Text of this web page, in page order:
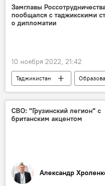
Армия и вооружение
Замглавы
пообщался с таджикскими
о дипломатии
10 ноября 2022, 21:42
Таджикистан
студенты
Новости
Россотрудничество
СВО: "Грузинский легион" с
британским акцентом
Александр